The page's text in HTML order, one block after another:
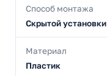
Способ монтажа
Скрытой установки
Материал
Пластик